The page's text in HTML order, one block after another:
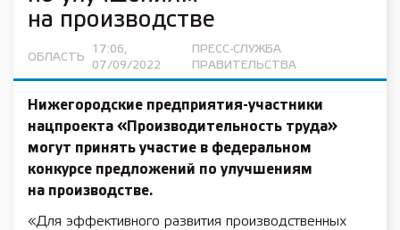
на производстве
ОБЛАСТЬ
17:06,
07/09/2022
ПРЕСС-СЛУЖБА
ПРАВИТЕЛЬСТВА
Нижегородские предприятия-участники
нацпроекта «Производительность труда»
могут принять участие в федеральном
конкурсе предложений по улучшениям
на производстве.
«Для эффективного развития производственных